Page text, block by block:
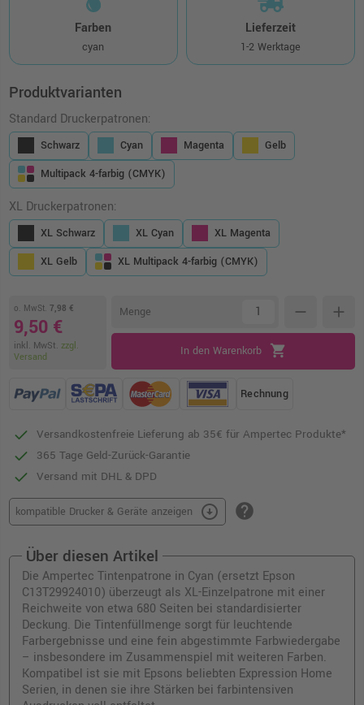
Farben
cyan
Lieferzeit
1-2 Werktage
Produktvarianten
Standard Druckerpatronen:
Schwarz Cyan Magenta
Gelb
Multipack 4-farbig (CMYK)
XL Druckerpatronen:
XL Schwarz XL Cyan
XL Magenta
XL Gelb
XL Multipack 4-farbig (CMYK)
o. MwSt. 7,98 €
9,50 €
inkl. MwSt. zzgl.
Versand
Menge remove add
In den Warenkorb shopping_cart
Rechnung
Versandkostenfreie Lieferung ab 35€ für Ampertec Produkte*
365 Tage Geld-Zurück-Garantie
Versand mit DHL & DPD
kompatible Drucker & Geräte anzeigen arrow_circle_down help
Über diesen Artikel
Die Ampertec Tintenpatrone in Cyan (ersetzt Epson
C13T29924010) überzeugt als XL-Einzelpatrone mit einer
Reichweite von etwa 680 Seiten bei standardisierter
Deckung. Die Tintenfüllmenge sorgt für leuchtende
Farbergebnisse und eine fein abgestimmte Farbwiedergabe
– insbesondere im Zusammenspiel mit weiteren Farben.
Kompatibel ist sie mit Epsons beliebten Expression Home
Serien, in denen sie ihre Stärken bei farbintensiven